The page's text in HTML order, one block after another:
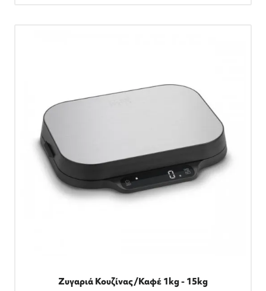
Ζυγαριά Κουζίνας/Καφέ 1kg - 15kg